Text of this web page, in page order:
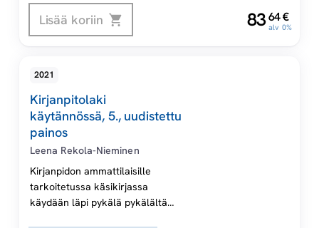
mikroyrityksen tilinpäätöksessä
esitettävistä tiedoista annettu
asetus. Säädösten soveltamista
selityksin.
83,64€
alv 0%
Lisää koriin
2021
Kirjanpitolaki
käytännössä, 5., uudistettu
painos
Leena Rekola-Nieminen
Kirjanpidon ammattilaisille
tarkoitetussa käsikirjassa
käydään läpi pykälä pykälältä